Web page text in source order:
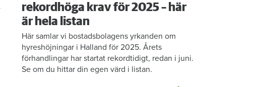
rekordhöga krav för 2025 – här
är hela listan
Här samlar vi bostadsbolagens yrkanden om
hyreshöjningar i Halland för 2025. Årets
förhandlingar har startat rekordtidigt, redan i juni.
Se om du hittar din egen värd i listan.